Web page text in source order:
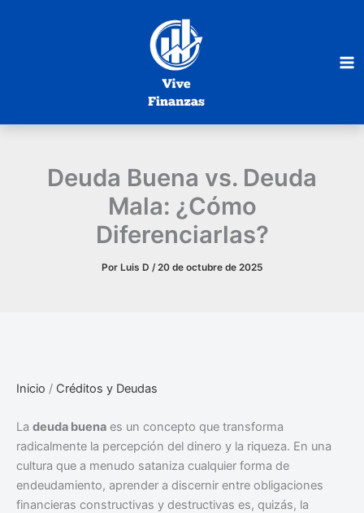
Deuda Buena vs. Deuda
Mala: ¿Cómo
Diferenciarlas?
Por Luis D /20 de octubre de 2025
Inicio / Créditos y Deudas
La deuda buena es un concepto que transforma
radicalmente la percepción del dinero y la riqueza. En una
cultura que a menudo sataniza cualquier forma de
endeudamiento, aprender a discernir entre obligaciones
financieras constructivas y destructivas es, quizás, la